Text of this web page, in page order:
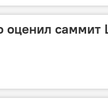
оценил